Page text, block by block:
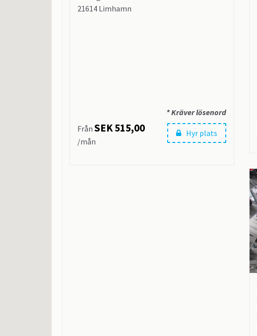
21614 Limhamn
* Kräver lösenord
Hyr plats
Från SEK 515,00
/mån